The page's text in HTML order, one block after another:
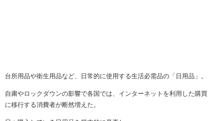
台所用品や衛生用品など、日常的に使用する生活必需品の「日用品」。
自粛やロックダウンの影響で各国では、インターネットを利用した購買
に移行する消費者が断然増えた。